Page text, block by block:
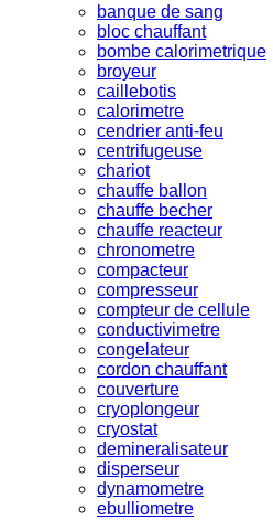
banque de sang
bloc chauffant
bombe calorimetrique
broyeur
caillebotis
calorimetre
cendrier anti-feu
centrifugeuse
chariot
chauffe ballon
chauffe becher
chauffe reacteur
chronometre
compacteur
compresseur
compteur de cellule
conductivimetre
congelateur
cordon chauffant
couverture
cryoplongeur
cryostat
demineralisateur
disperseur
dynamometre
ebulliometre